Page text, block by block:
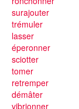
surajouter
trémuler
lasser
éperonner
sciotter
tomer
retremper
démâter
vibrionner